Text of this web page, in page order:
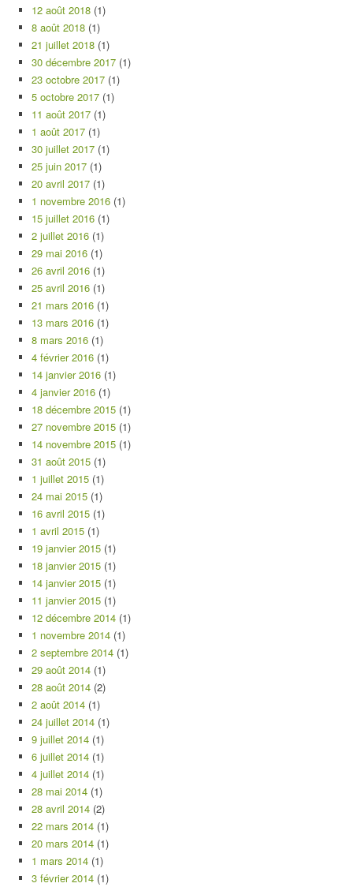
12 août 2018 (1)
8 août 2018 (1)
21 juillet 2018 (1)
30 décembre 2017 (1)
23 octobre 2017 (1)
5 octobre 2017 (1)
11 août 2017 (1)
1 août 2017 (1)
30 juillet 2017 (1)
25 juin 2017 (1)
20 avril 2017 (1)
1 novembre 2016 (1)
15 juillet 2016 (1)
2 juillet 2016 (1)
29 mai 2016 (1)
26 avril 2016 (1)
25 avril 2016 (1)
21 mars 2016 (1)
13 mars 2016 (1)
8 mars 2016 (1)
4 février 2016 (1)
14 janvier 2016 (1)
4 janvier 2016 (1)
18 décembre 2015 (1)
27 novembre 2015 (1)
14 novembre 2015 (1)
31 août 2015 (1)
1 juillet 2015 (1)
24 mai 2015 (1)
16 avril 2015 (1)
1 avril 2015 (1)
19 janvier 2015 (1)
18 janvier 2015 (1)
14 janvier 2015 (1)
11 janvier 2015 (1)
12 décembre 2014 (1)
1 novembre 2014 (1)
2 septembre 2014 (1)
29 août 2014 (1)
28 août 2014 (2)
2 août 2014 (1)
24 juillet 2014 (1)
9 juillet 2014 (1)
6 juillet 2014 (1)
4 juillet 2014 (1)
28 mai 2014 (1)
28 avril 2014 (2)
22 mars 2014 (1)
20 mars 2014 (1)
1 mars 2014 (1)
3 février 2014 (1)